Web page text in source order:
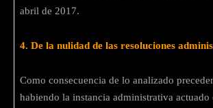
abril de 2017.
4. De la nulidad de las resoluciones
Como consecuencia de lo analizado
habiendo la instancia administrativa